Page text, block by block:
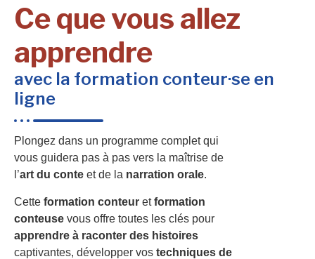
Ce que vous allez
apprendre
avec la formation conteur·se en
ligne
Plongez dans un programme complet qui
vous guidera pas à pas vers la maîtrise de
l’art du conte et de la narration orale.
Cette formation conteur etformation
conteuse vous offre toutes les clés pour
apprendre à raconter des histoires
captivantes, développer vos techniques de